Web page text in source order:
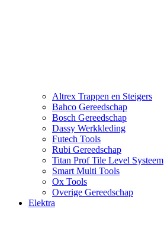
Altrex Trappen en Steigers
Bahco Gereedschap
Bosch Gereedschap
Dassy Werkkleding
Futech Tools
Rubi Gereedschap
Titan Prof Tile Level Systeem
Smart Multi Tools
Ox Tools
Overige Gereedschap
Elektra